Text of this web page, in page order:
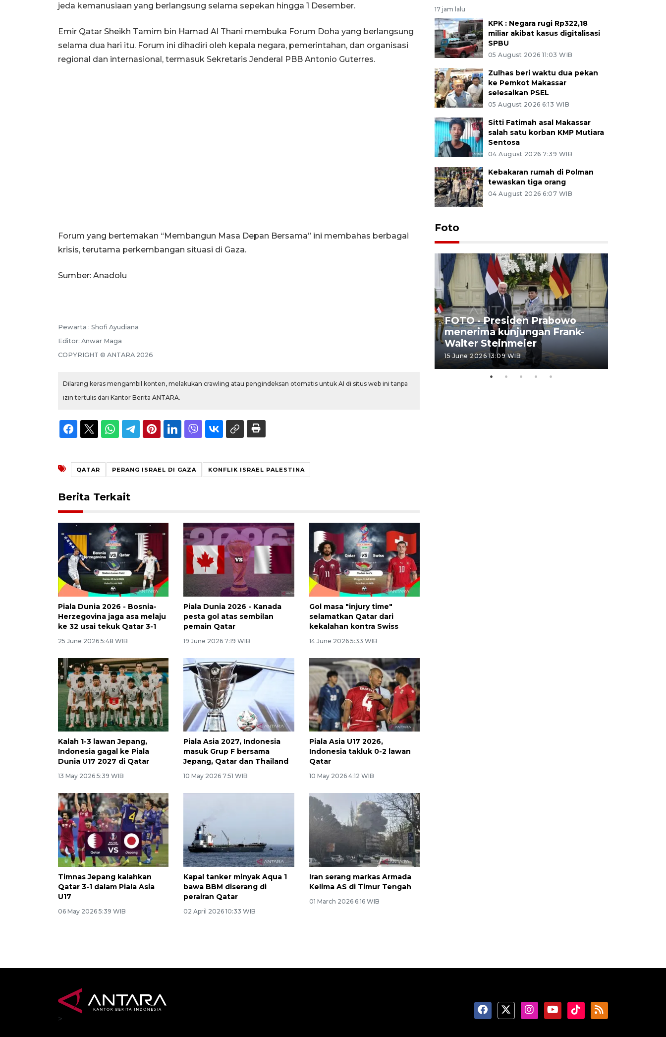
jeda kemanusiaan yang berlangsung selama sepekan hingga 1 Desember.
Emir Qatar Sheikh Tamim bin Hamad Al Thani membuka Forum Doha yang berlangsung
selama dua hari itu. Forum ini dihadiri oleh kepala negara, pemerintahan, dan organisasi
regional dan internasional, termasuk Sekretaris Jenderal PBB Antonio Guterres.
Forum yang bertemakan “Membangun Masa Depan Bersama” ini membahas berbagai
krisis, terutama perkembangan situasi di Gaza.
Sumber: Anadolu
Pewarta : Shofi Ayudiana
Editor: Anwar Maga
COPYRIGHT © ANTARA 2026
Dilarang keras mengambil konten, melakukan crawling atau pengindeksan otomatis untuk AI di situs web ini tanpa
izin tertulis dari Kantor Berita ANTARA.
QATAR PERANG ISRAEL DI GAZA KONFLIK ISRAEL PALESTINA
Berita Terkait
Piala Dunia 2026 - Bosnia-
Herzegovina jaga asa melaju
ke 32 usai tekuk Qatar 3-1
25 June 2026 5:48 WIB
Piala Dunia 2026 - Kanada
pesta gol atas sembilan
pemain Qatar
19 June 2026 7:19 WIB
Gol masa "injury time"
selamatkan Qatar dari
kekalahan kontra Swiss
14 June 2026 5:33 WIB
Kalah 1-3 lawan Jepang,
Indonesia gagal ke Piala
Dunia U17 2027 di Qatar
13 May 2026 5:39 WIB
Piala Asia 2027, Indonesia
masuk Grup F bersama
Jepang, Qatar dan Thailand
10 May 2026 7:51 WIB
Piala Asia U17 2026,
Indonesia takluk 0-2 lawan
Qatar
10 May 2026 4:12 WIB
Timnas Jepang kalahkan
Qatar 3-1 dalam Piala Asia
U17
06 May 2026 5:39 WIB
Kapal tanker minyak Aqua 1
bawa BBM diserang di
perairan Qatar
02 April 2026 10:33 WIB
Iran serang markas Armada
Kelima AS di Timur Tengah
01 March 2026 6:16 WIB
17 jam lalu
KPK : Negara rugi Rp322,18
miliar akibat kasus digitalisasi
SPBU
05 August 2026 11:03 WIB
Zulhas beri waktu dua pekan
ke Pemkot Makassar
selesaikan PSEL
05 August 2026 6:13 WIB
Sitti Fatimah asal Makassar
salah satu korban KMP Mutiara
Sentosa
04 August 2026 7:39 WIB
Kebakaran rumah di Polman
tewaskan tiga orang
04 August 2026 6:07 WIB
Foto
FOTO - Presiden Prabowo
menerima kunjungan Frank-
Walter Steinmeier
15 June 2026 13:09 WIB
>